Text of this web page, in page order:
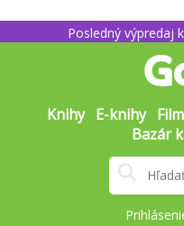
Posledný výpredaj
Knihy E-knihy
Bazár